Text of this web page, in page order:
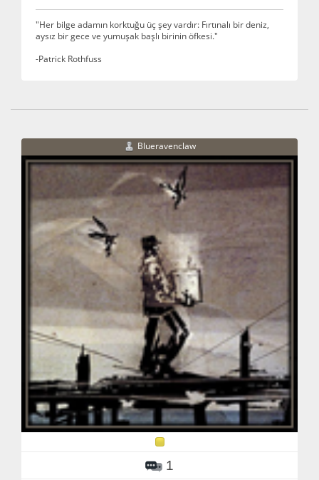
"Her bilge adamın korktuğu üç şey vardır: Fırtınalı bir deniz,
aysız bir gece ve yumuşak başlı birinin öfkesi."
-Patrick Rothfuss
Blueravenclaw
1